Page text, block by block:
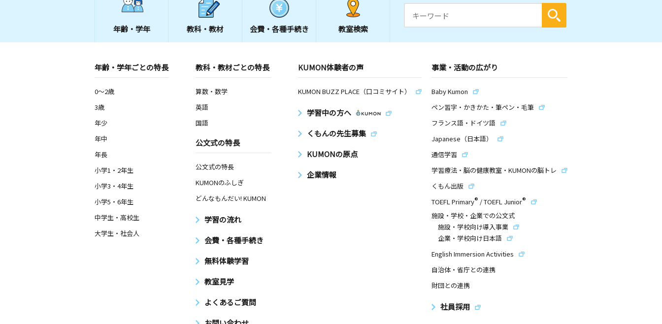
年齢・学年 教科・教材 会費・ 各種手続き 教室検索
年齢・学年ごとの特長
0～2歳
3歳
年少
年中
年長
小学1・2年生
小学3・4年生
小学5・6年生
中学生・高校生
大学生・社会人
教科・教材ごとの特長
算数・数学
英語
国語
公文式の特長
公文式の特長
KUMONのふしぎ
どんなもんだい! KUMON
学習の流れ
会費・各種手続き
無料体験学習
教室見学
よくあるご質問
KUMON体験者の声
KUMON BUZZ PLACE（口コミサイト）
学習中の方へ
くもんの先生募集
KUMONの原点
企業情報
事業・活動の広がり
Baby Kumon
ペン習字・かきかた・筆ペン・毛筆
フランス語・ドイツ語
Japanese（日本語）
通信学習
学習療法・脳の健康教室・KUMONの脳トレ
くもん出版
TOEFL Primary® /TOEFL Junior®
施設・学校・企業での公文式
施設・学校向け導入事業
企業・学校向け日本語
English Immersion Activities
自治体・省庁との連携
財団との連携
社員採用